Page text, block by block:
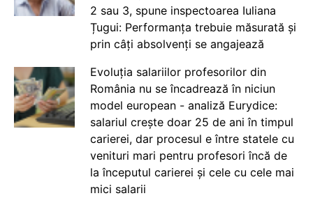
2 sau 3, spune inspectoarea Iuliana
Țugui: Performanța trebuie măsurată și
prin câți absolvenți se angajează
Evoluția salariilor profesorilor din
România nu se încadrează în niciun
model european - analiză Eurydice:
salariul crește doar 25 de ani în timpul
carierei, dar procesul e între statele cu
venituri mari pentru profesori încă de
la începutul carierei și cele cu cele mai
mici salarii